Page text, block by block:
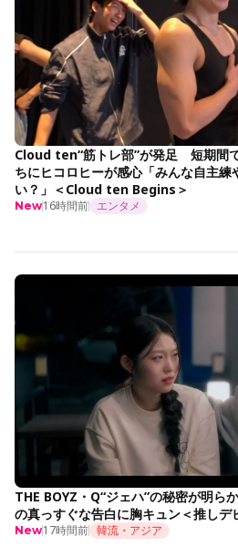
Cloud ten“筋トレ部”が発足 短期間
ちにヒコロヒーが感心「みんな自主
い？」＜Cloud ten Begins＞
New16時間前 エンタメ
THE BOYZ・Q“ジェハ”の秘密が明ら
の真っすぐな告白に胸キュン＜推しデ
New17時間前 韓流・アジア